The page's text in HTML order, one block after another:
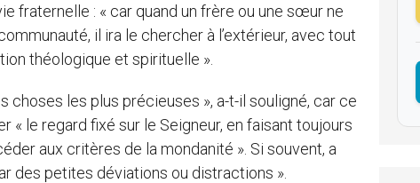
fraternelle : « car quand un frère ou une sœur ne
il ira le chercher à l’extérieur, avec tout
théologique et spirituelle ».
choses les plus précieuses », a-t-il souligné, car ce
« le regard fixé sur le Seigneur, en faisant toujours
aux critères de la mondanité ». Si souvent, a
des petites déviations ou distractions ».